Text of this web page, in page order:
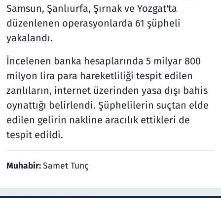
Samsun, Şanlıurfa, Şırnak ve Yozgat'ta
düzenlenen operasyonlarda 61 şüpheli
yakalandı.
İncelenen banka hesaplarında 5 milyar 800
milyon lira para hareketliliği tespit edilen
zanlıların, internet üzerinden yasa dışı bahis
oynattığı belirlendi. Şüphelilerin suçtan elde
edilen gelirin nakline aracılık ettikleri de
tespit edildi.
Muhabir:Samet Tunç